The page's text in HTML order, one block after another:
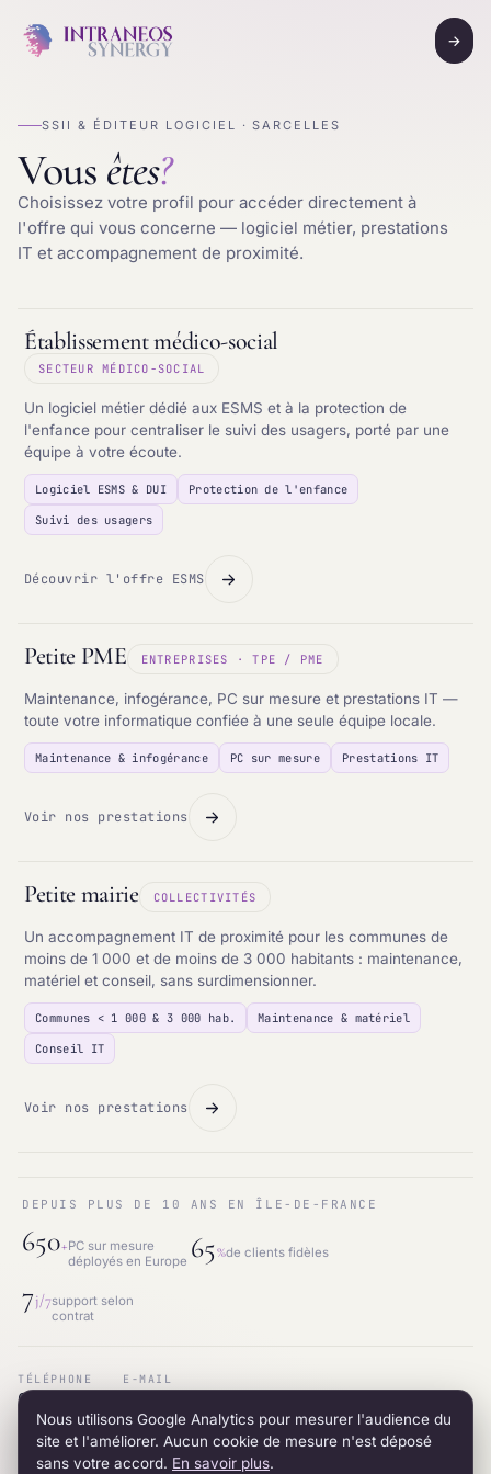
→
SSII & ÉDITEUR LOGICIEL · SARCELLES
Vous êtes?
Choisissez votre profil pour accéder directement à
l'offre qui vous concerne — logiciel métier, prestations
IT et accompagnement de proximité.
Établissement médico-social
SECTEUR MÉDICO-SOCIAL
Un logiciel métier dédié aux ESMS et à la protection de
l'enfance pour centraliser le suivi des usagers, porté par une
équipe à votre écoute.
Logiciel ESMS & DUI
Protection de l'enfance
Suivi des usagers
Découvrir l'offre ESMS
Petite PME ENTREPRISES · TPE / PME
Maintenance, infogérance, PC sur mesure et prestations IT —
toute votre informatique confiée à une seule équipe locale.
Maintenance & infogérance PC sur mesure Prestations IT
Voir nos prestations
Petite mairie COLLECTIVITÉS
Un accompagnement IT de proximité pour les communes de
moins de 1 000 et de moins de 3 000 habitants : maintenance,
matériel et conseil, sans surdimensionner.
Communes < 1 000 & 3 000 hab.
Maintenance & matériel
Conseil IT
Voir nos prestations
DEPUIS PLUS DE 10 ANS EN ÎLE-DE-FRANCE
650+PC sur mesure
déployés en Europe 65%de clients fidèles
7j/7support selon
contrat
TÉLÉPHONE
01.87.53.66.31
E-MAIL
ADRESSE
12 avenue du 8 mai 1945 · 95200 Sarcelles
RÉSEAU
LinkedIn
Nous utilisons Google Analytics pour mesurer l'audience du
site et l'améliorer. Aucun cookie de mesure n'est déposé
sans votre accord. En savoir plus.